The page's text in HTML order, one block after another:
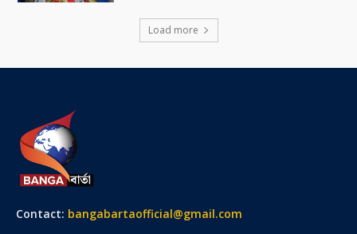
Load more
Contact: bangabartaofficial@gmail.com